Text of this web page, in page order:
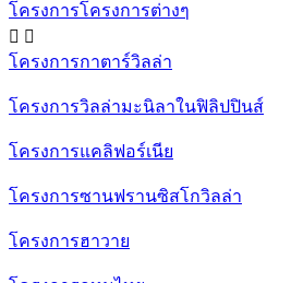
โครงการโครงการต่างๆ
 
โครงการกาตาร์วิลล่า
โครงการวิลล่ามะนิลาในฟิลิปปินส์
โครงการแคลิฟอร์เนีย
โครงการซานฟรานซิสโกวิลล่า
โครงการฮาวาย